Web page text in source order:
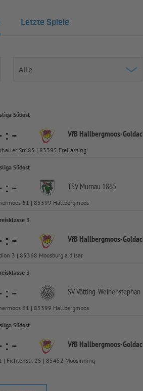
Letzte Spiele
Südost
: - VfB Hallbergmoos-
Str. 85 | 83395 Freilassing
Südost
: - TSV Murnau 1865
61 | 85399 Hallbergmoos
3
: - VfB Hallbergmoos-
3 | 85368 Moosburg a.d.Isar
3
: - SV Vötting-Weihenstephan
61 | 85399 Hallbergmoos
Südost
: - VfB Hallbergmoos-
| Fichtenstr. 25 | 85452 Moosinning